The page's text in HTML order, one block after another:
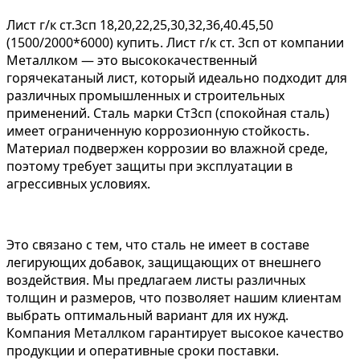
Лист г/к ст.3сп 18,20,22,25,30,32,36,40.45,50
(1500/2000*6000) купить. Лист г/к ст. 3сп от компании
Металлком — это высококачественный
горячекатаный лист, который идеально подходит для
различных промышленных и строительных
применений. Сталь марки Ст3сп (спокойная сталь)
имеет ограниченную коррозионную стойкость.
Материал подвержен коррозии во влажной среде,
поэтому требует защиты при эксплуатации в
агрессивных условиях.
Это связано с тем, что сталь не имеет в составе
легирующих добавок, защищающих от внешнего
воздействия. Мы предлагаем листы различных
толщин и размеров, что позволяет нашим клиентам
выбрать оптимальный вариант для их нужд.
Компания Металлком гарантирует высокое качество
продукции и оперативные сроки поставки.